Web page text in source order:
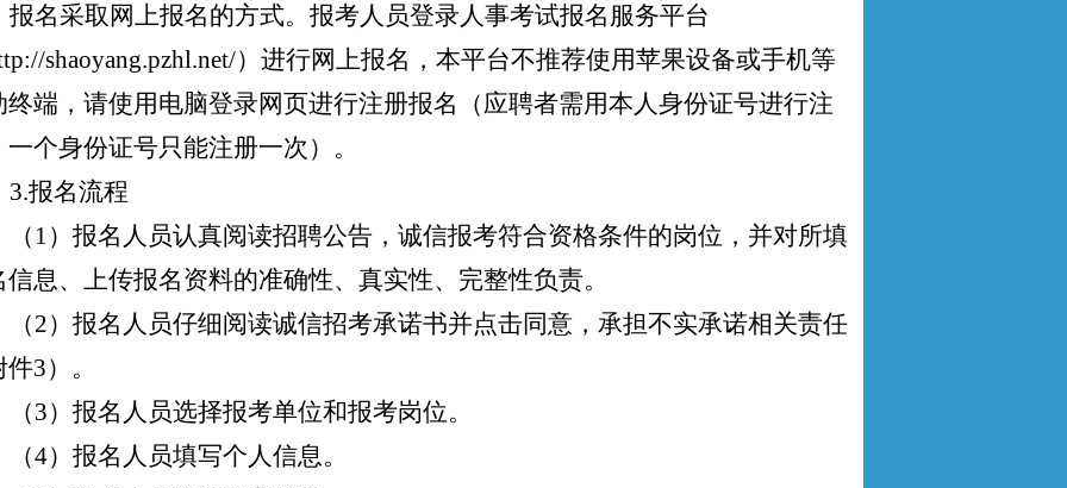
报名采取网上报名的方式。报考人员登录人事考试报名服务平台
shaoyang.pzhl.net/）进行网上报名，本平台不推荐使用苹果设备或手机等
终端，请使用电脑登录网页进行注册报名（应聘者需用本人身份证号进行注
一个身份证号只能注册一次）。
3.报名流程
（ 1）报名人员认真阅读招聘公告，诚信报考符合资格条件的岗位，并对所填
信息、上传报名资料的准确性、真实性、完整性负责。
（2）报名人员仔细阅读诚信招考承诺书并点击同意，承担不实承诺相关责任
件3）。
（3）报名人员选择报考单位和报考岗位。
（4）报名人员填写个人信息。